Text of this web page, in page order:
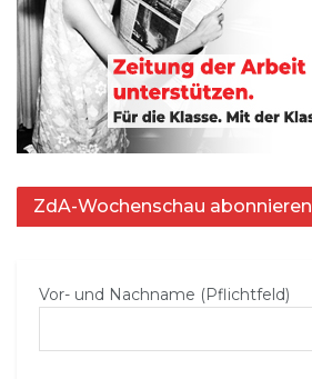
ZdA-Wochenschau abonnieren
Vor- und Nachname (Pflichtfeld)